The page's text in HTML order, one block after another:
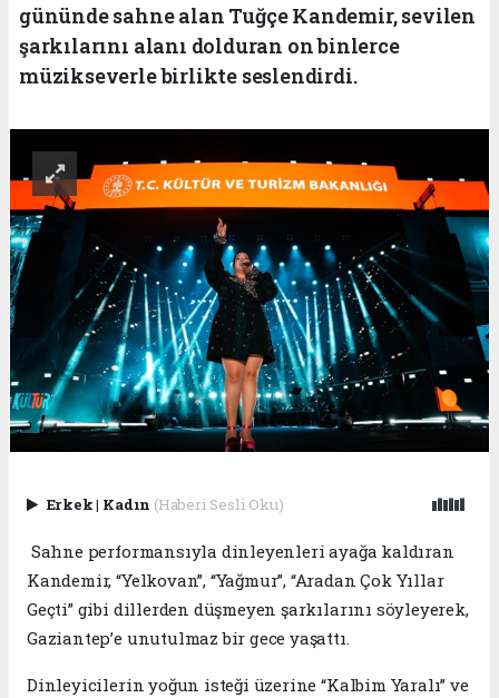
gününde sahne alan Tuğçe Kandemir, sevilen
şarkılarını alanı dolduran on binlerce
müzikseverle birlikte seslendirdi.
Erkek| Kadın (Haberi Sesli Oku)
Sahne performansıyla dinleyenleri ayağa kaldıran
Kandemir, “Yelkovan”, “Yağmur”, “Aradan Çok Yıllar
Geçti” gibi dillerden düşmeyen şarkılarını söyleyerek,
Gaziantep’e unutulmaz bir gece yaşattı.
Dinleyicilerin yoğun isteği üzerine “Kalbim Yaralı” ve